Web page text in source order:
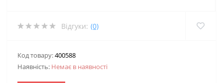
Відгуки: (0)
Код товару:400588
Наявність: Немає в наявностi